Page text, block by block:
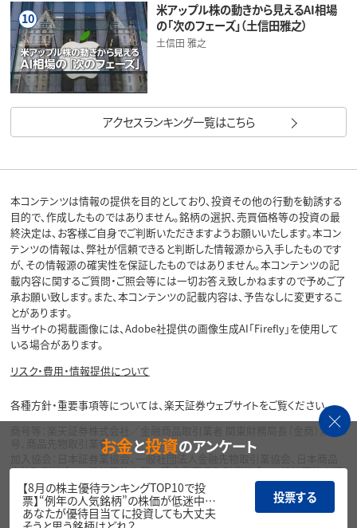
10
米アップル株の動きから見えるAI相場
の「次のフェーズ」（土信田雅之）
土信田 雅之
アクセスランキング一覧はこちら
本コンテンツは情報の提供を目的としており、投資その他の行動を勧誘する
目的で、作成したものではありません。銘柄の選択、売買価格等の投資の最
終決定は、お客様ご自身でご判断いただきますようお願いいたします。本コン
テンツの情報は、弊社が信頼できると判断した情報源から入手したものです
が、その情報源の確実性を保証したものではありません。本コンテンツの記
載内容に関するご質問・ご照会等には一切お答え致しかねますので予めご了
承お願い致します。また、本コンテンツの記載内容は、予告なしに変更するこ
とがあります。
当サイトの掲載画像には、Adobe社提供の画像生成AI「Firefly」を使用して
いる場合があります。
リスク・費用・情報提供について
各種方針・重要事項等については、楽天証券ウェブサイトをご覧ください。
商号等：楽天証券株式会社／金融商品取引業者 関東財務局長（金商）第195
号、商品先物取引業者
加入協会：日本証券業協会、一般社団法人金融先物取引業協会、日本商品
先物取引協会、一般社団法人第二種金融商品取引業協会、一般社団法人資
産運用業協会
Copyright©
1999-2026 Rakuten Securities, Inc. All
お金と投資のアンケート
【8月の株主優待ランキングTOP10で投
票】“例年の人気銘柄”の株価が低迷中…
あなたが優待目当てに投資しても大丈夫
投票する